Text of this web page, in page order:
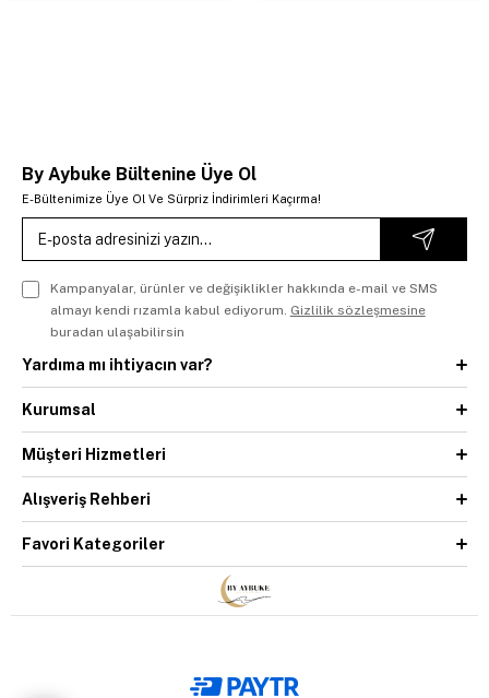
By Aybuke Bültenine Üye Ol
E-Bültenimize Üye Ol Ve Sürpriz İndirimleri Kaçırma!
Kampanyalar, ürünler ve değişiklikler hakkında e-mail ve SMS
almayı kendi rızamla kabul ediyorum. Gizlilik sözleşmesine
buradan ulaşabilirsin
Yardıma mı ihtiyacın var?
Kurumsal
Müşteri Hizmetleri
Alışveriş Rehberi
Favori Kategoriler